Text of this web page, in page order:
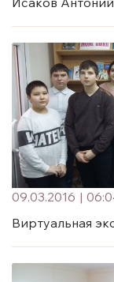
09.03.2016 |
Виртуальная